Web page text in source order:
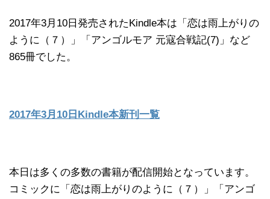
2017年3月10日発売されたKindle本は「恋は雨上がりの
ように（７）」「アンゴルモア 元寇合戦記(7)」など
865冊でした。
2017年3月10日Kindle本新刊一覧
本日は多くの多数の書籍が配信開始となっています。
コミックに「恋は雨上がりのように（７）」「アンゴ